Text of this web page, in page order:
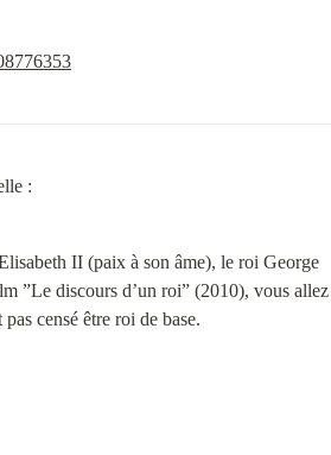
:
II (paix à son âme), le roi George
”Le discours d’un roi” (2010), vous allez
censé être roi de base.